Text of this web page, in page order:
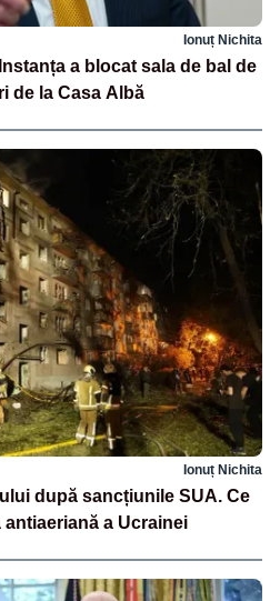
Ionuț Nichita
a blocat sala de bal de
de la Casa Albă
Ionuț Nichita
după sancțiunile SUA. Ce
a Ucrainei